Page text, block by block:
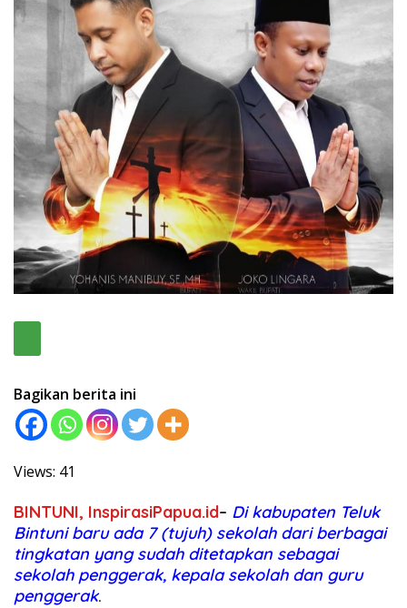
Bagikan berita ini
Views: 41
BINTUNI, InspirasiPapua.id– Di kabupaten Teluk
Bintuni baru ada 7 (tujuh) sekolah dari berbagai
tingkatan yang sudah ditetapkan sebagai
sekolah penggerak, kepala sekolah dan guru
penggerak.